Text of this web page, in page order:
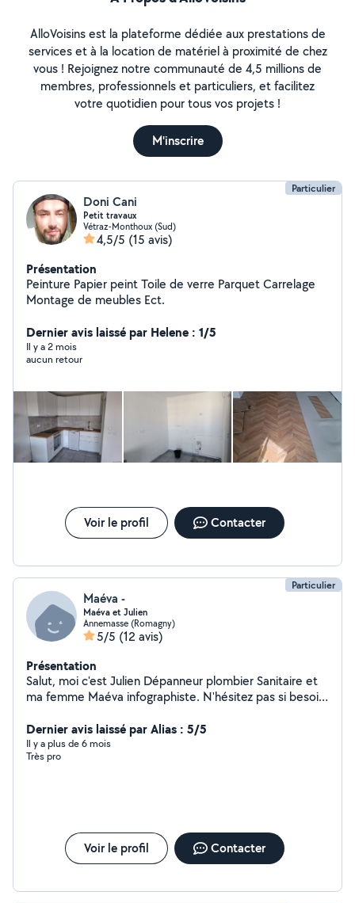
AlloVoisins est la plateforme dédiée aux prestations de
services et à la location de matériel à proximité de chez
vous ! Rejoignez notre communauté de 4,5 millions de
membres, professionnels et particuliers, et facilitez
votre quotidien pour tous vos projets !
M'inscrire
Particulier
Doni Cani
Petit travaux
Vétraz-Monthoux (Sud)
4,5/5 (15 avis)
Présentation
Peinture Papier peint Toile de verre Parquet Carrelage
Montage de meubles Ect.
Dernier avis laissé par Helene : 1/5
Il y a 2 mois
aucun retour
Voir le profil Contacter
Particulier
Maéva -
Maéva et Julien
Annemasse (Romagny)
5/5 (12 avis)
Présentation
Salut, moi c'est Julien Dépanneur plombier Sanitaire et
ma femme Maéva infographiste. N'hésitez pas si besoin
Dernier avis laissé par Alias : 5/5
Il y a plus de 6 mois
Très pro
Voir le profil Contacter